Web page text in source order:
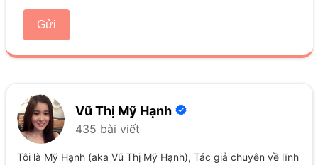
Vũ Thị Mỹ Hạnh
435 bài viết
Tôi là Mỹ Hạnh (aka Vũ Thị Mỹ Hạnh), Tác giả chuyên về lĩnh
Gửi